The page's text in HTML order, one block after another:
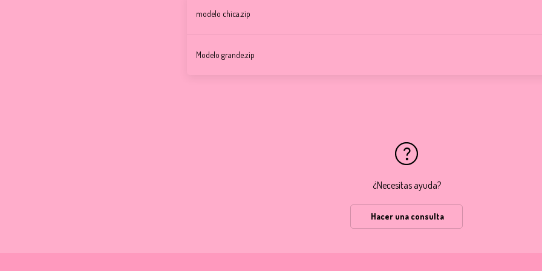
modelo chica.zip
Modelo grande.zip
¿Necesitas ayuda?
Hacer una consulta